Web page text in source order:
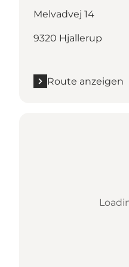
Melvadvej 14
9320 Hjallerup
Route anzeigen